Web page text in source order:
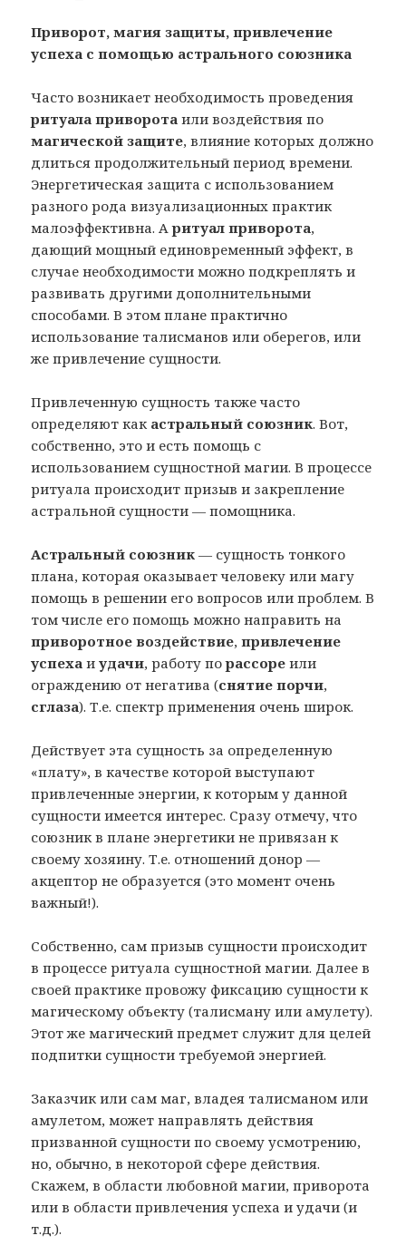
Приворот, магия защиты, привлечение
успеха с помощью астрального союзника
Часто возникает необходимость проведения
ритуала приворота или воздействия по
магической защите, влияние которых должно
длиться продолжительный период времени.
Энергетическая защита с использованием
разного рода визуализационных практик
малоэффективна. Аритуал приворота,
дающий мощный единовременный эффект, в
случае необходимости можно подкреплять и
развивать другими дополнительными
способами. В этом плане практично
использование талисманов или оберегов, или
же привлечение сущности.
Привлеченную сущность также часто
определяют как астральный союзник. Вот,
собственно, это и есть помощь с
использованием сущностной магии. В процессе
ритуала происходит призыв и закрепление
астральной сущности — помощника.
Астральный союзник — сущность тонкого
плана, которая оказывает человеку или магу
помощь в решении его вопросов или проблем. В
том числе его помощь можно направить на
приворотное воздействие,привлечение
успеха иудачи, работу порассоре или
ограждению от негатива (снятие порчи,
сглаза). Т.е. спектр применения очень широк.
Действует эта сущность за определенную
«плату», в качестве которой выступают
привлеченные энергии, к которым у данной
сущности имеется интерес. Сразу отмечу, что
союзник в плане энергетики не привязан к
своему хозяину. Т.е. отношений донор —
акцептор не образуется (это момент очень
важный!).
Собственно, сам призыв сущности происходит
в процессе ритуала сущностной магии. Далее в
своей практике провожу фиксацию сущности к
магическому объекту (талисману или амулету).
Этот же магический предмет служит для целей
подпитки сущности требуемой энергией.
Заказчик или сам маг, владея талисманом или
амулетом, может направлять действия
призванной сущности по своему усмотрению,
но, обычно, в некоторой сфере действия.
Скажем, в области любовной магии, приворота
или в области привлечения успеха и удачи (и
т.д.).